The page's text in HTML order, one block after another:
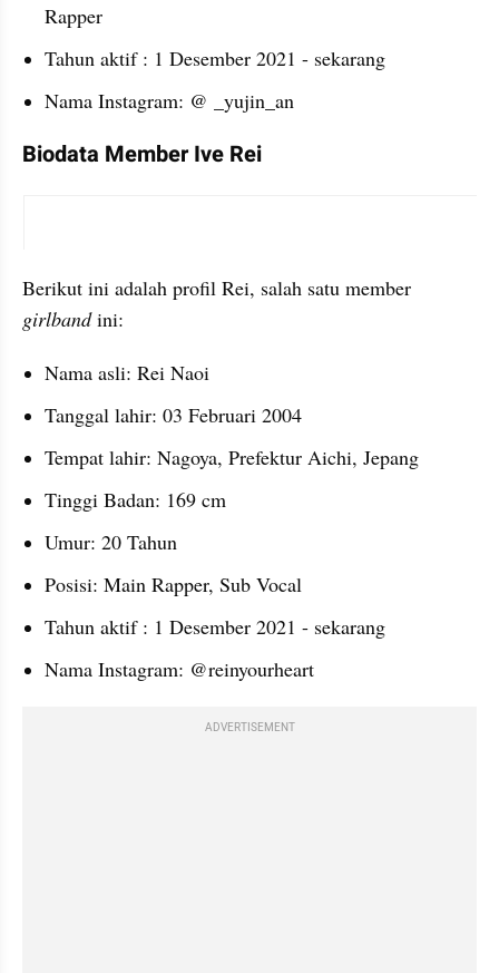
Rapper
Tahun aktif : 1 Desember 2021 - sekarang
Nama Instagram: @ _yujin_an
Biodata Member Ive Rei
girlband ini:
Nama asli: Rei Naoi
Tanggal lahir: 03 Februari 2004
Tempat lahir: Nagoya, Prefektur Aichi, Jepang
Tinggi Badan: 169 cm
Umur: 20 Tahun
Posisi: Main Rapper, Sub Vocal
Tahun aktif : 1 Desember 2021 - sekarang
Nama Instagram: @reinyourheart
ADVERTISEMENT